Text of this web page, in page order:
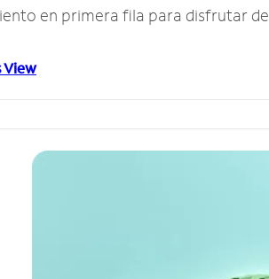
en primera fila para disfrutar
View